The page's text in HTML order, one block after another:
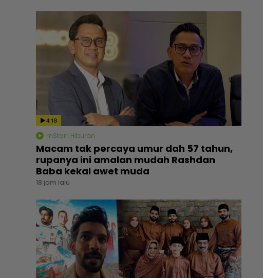
4:18
mStar | Hiburan
Macam tak percaya umur dah 57 tahun,
rupanya ini amalan mudah Rashdan
Baba kekal awet muda
18 jam lalu